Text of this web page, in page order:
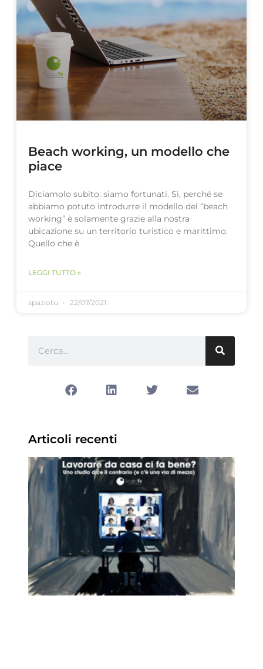
Beach working, un modello che
piace
Diciamolo subito: siamo fortunati. Sì, perché se
abbiamo potuto introdurre il modello del “beach
working” è solamente grazie alla nostra
ubicazione su un territorio turistico e marittimo.
Quello che è
LEGGI TUTTO »
spaziotu 22/07/2021
Articoli recenti